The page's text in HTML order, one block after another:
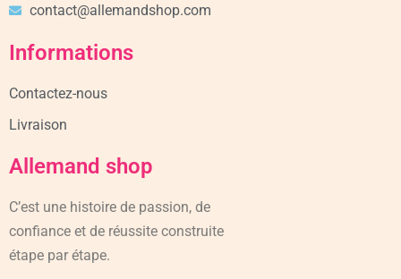
contact@allemandshop.com
Informations
Contactez-nous
Livraison
Allemand shop
C’est une histoire de passion, de
confiance et de réussite construite
étape par étape.